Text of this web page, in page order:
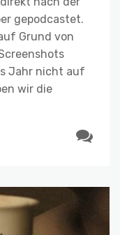
gepodcastet.
Grund von
Jahr nicht auf
wir die